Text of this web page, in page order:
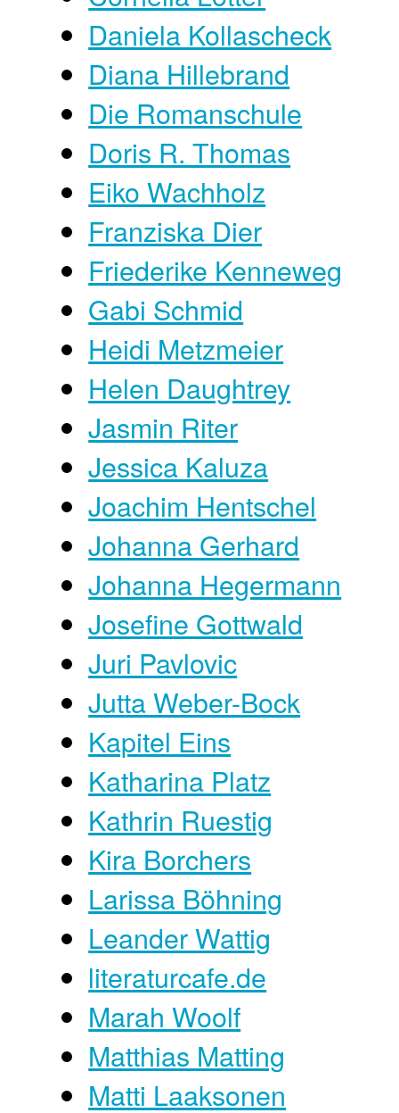
Daniela Kollascheck
Diana Hillebrand
Die Romanschule
Doris R. Thomas
Eiko Wachholz
Franziska Dier
Friederike Kenneweg
Gabi Schmid
Heidi Metzmeier
Helen Daughtrey
Jasmin Riter
Jessica Kaluza
Joachim Hentschel
Johanna Gerhard
Johanna Hegermann
Josefine Gottwald
Juri Pavlovic
Jutta Weber-Bock
Kapitel Eins
Katharina Platz
Kathrin Ruestig
Kira Borchers
Larissa Böhning
Leander Wattig
literaturcafe.de
Marah Woolf
Matthias Matting
Matti Laaksonen